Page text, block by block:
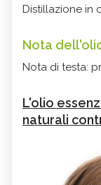
Distillazione in
Nota
Nota di testa:
L'olio
naturali